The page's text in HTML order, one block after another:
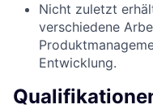
Nicht zuletzt
verschiedene
Entwicklung.